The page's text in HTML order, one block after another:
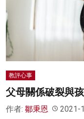
教評心事
父母關係破裂與
作者: 鄒秉恩 2021-